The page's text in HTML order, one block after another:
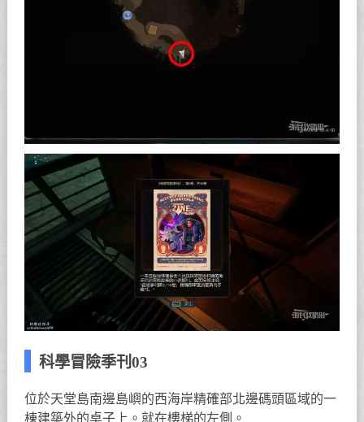
科學冒險季刊03
位於天堂島南邊島嶼的西海岸精確部北邊碼頭區域的一
棟建築外的桌子上。就在樓梯的左側。